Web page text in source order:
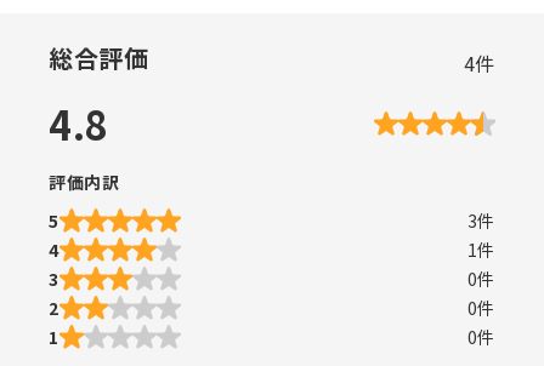
総合評価 4件
4.8
評価内訳
5
3件
4
1件
3
0件
2
0件
1
0件